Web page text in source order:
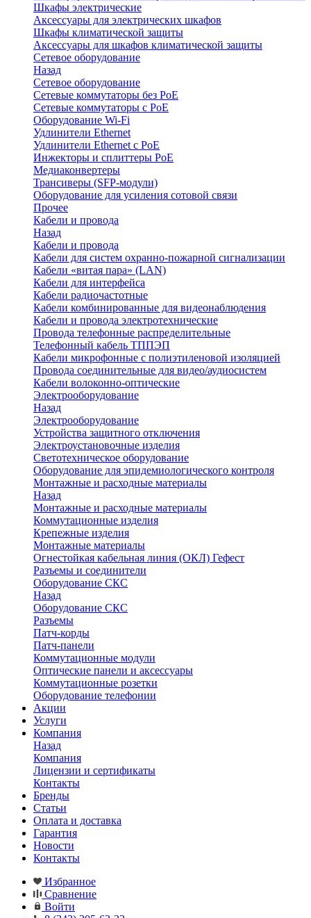
Шкафы электрические
Аксессуары для электрических шкафов
Шкафы климатической защиты
Аксессуары для шкафов климатической защиты
Сетевое оборудование
Назад
Сетевое оборудование
Сетевые коммутаторы без PoE
Сетевые коммутаторы с PoE
Оборудование Wi-Fi
Удлинители Ethernet
Удлинители Ethernet с PoE
Инжекторы и сплиттеры PoE
Медиаконвертеры
Трансиверы (SFP-модули)
Оборудование для усиления сотовой связи
Прочее
Кабели и провода
Назад
Кабели и провода
Кабели для систем охранно-пожарной сигнализации
Кабели «витая пара» (LAN)
Кабели для интерфейса
Кабели радиочастотные
Кабели комбинированные для видеонаблюдения
Кабели и провода электротехнические
Провода телефонные распределительные
Телефонный кабель ТППЭП
Кабели микрофонные с полиэтиленовой изоляцией
Провода соединительные для видео/аудиосистем
Кабели волоконно-оптические
Электрооборудование
Назад
Электрооборудование
Устройства защитного отключения
Электроустановочные изделия
Светотехническое оборудование
Оборудование для эпидемиологического контроля
Монтажные и расходные материалы
Назад
Монтажные и расходные материалы
Коммутационные изделия
Крепежные изделия
Монтажные материалы
Огнестойкая кабельная линия (ОКЛ) Гефест
Разъемы и соединители
Оборудование СКС
Назад
Оборудование СКС
Разъемы
Патч-корды
Патч-панели
Коммутационные модули
Оптические панели и аксессуары
Коммутационные розетки
Оборудование телефонии
Акции
Услуги
Компания
Назад
Компания
Лицензии и сертификаты
Контакты
Бренды
Статьи
Оплата и доставка
Гарантия
Новости
Контакты
Избранное
Сравнение
Войти